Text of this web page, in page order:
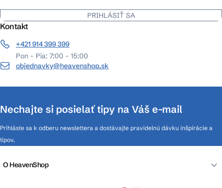
PRIHLÁSIŤ SA
Kontakt
+421 914 399 399
Pon - Pia: 7:00 - 15:00
objednavky@heavenshop.sk
Nechajte si posielať tipy na Váš e-mail
Prihláste sa k odberu newslettera a dostávajte pravidelnú dávku inšpirácie a
tipov.
O HeavenShop